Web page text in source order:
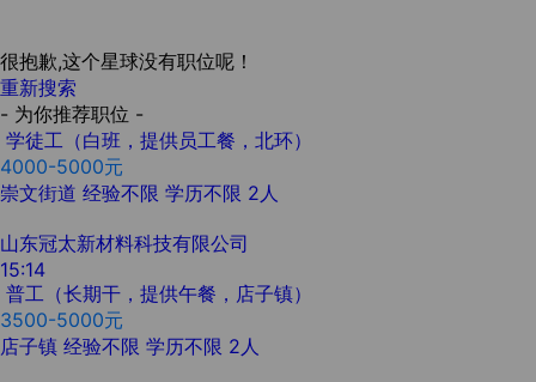
很抱歉,这个星球没有职位呢！
重新搜索
- 为你推荐职位 -
学徒工（白班，提供员工餐，北环）
4000-5000元
崇文街道 经验不限 学历不限 2人
山东冠太新材料科技有限公司
15:14
普工（长期干，提供午餐，店子镇）
3500-5000元
店子镇 经验不限 学历不限 2人